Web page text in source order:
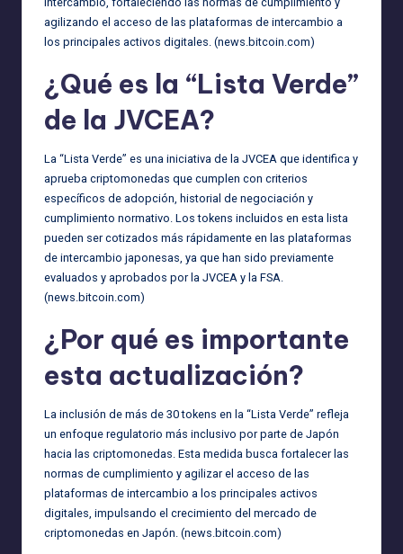
agilizando el acceso de las plataformas de intercambio a
los principales activos digitales. (news.bitcoin.com)
¿Qué es la “Lista Verde”
de la JVCEA?
La “Lista Verde” es una iniciativa de la JVCEA que identifica y
aprueba criptomonedas que cumplen con criterios
específicos de adopción, historial de negociación y
cumplimiento normativo. Los tokens incluidos en esta lista
pueden ser cotizados más rápidamente en las plataformas
de intercambio japonesas, ya que han sido previamente
evaluados y aprobados por la JVCEA y la FSA.
(news.bitcoin.com)
¿Por qué es importante
esta actualización?
La inclusión de más de 30 tokens en la “Lista Verde” refleja
un enfoque regulatorio más inclusivo por parte de Japón
hacia las criptomonedas. Esta medida busca fortalecer las
normas de cumplimiento y agilizar el acceso de las
plataformas de intercambio a los principales activos
digitales, impulsando el crecimiento del mercado de
criptomonedas en Japón. (news.bitcoin.com)